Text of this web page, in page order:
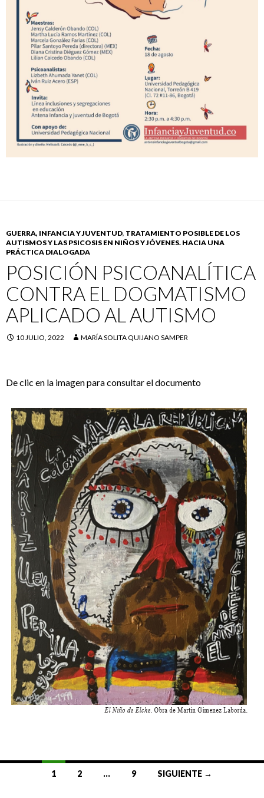
GUERRA, INFANCIA Y JUVENTUD, TRATAMIENTO POSIBLE DE LOS
AUTISMOS Y LAS PSICOSIS EN NIÑOS Y JÓVENES. HACIA UNA
PRÁCTICA DIALOGADA
POSICIÓN PSICOANALÍTICA
CONTRA EL DOGMATISMO
APLICADO AL AUTISMO
10 JULIO, 2022 MARÍA SOLITA QUIJANO SAMPER
De clic en la imagen para consultar el documento
1 2 … 9 SIGUIENTE →